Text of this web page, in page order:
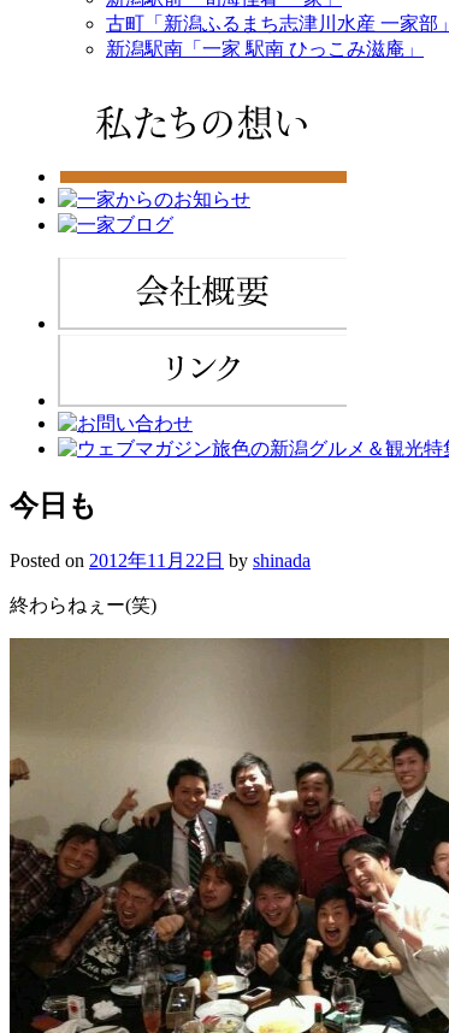
古町「新潟ふるまち志津川水産 一家部」
新潟駅南「一家 駅南 ひっこみ滋庵」
今日も
Posted on 2012年11月22日 by shinada
終わらねぇー(笑)